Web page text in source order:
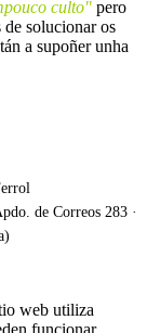
culto" pero
de solucionar os
a supoñer unha
de Correos 283 ·
web utiliza